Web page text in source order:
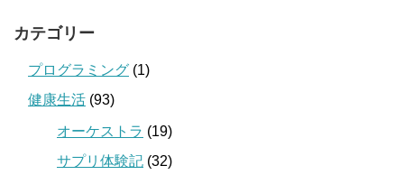
カテゴリー
プログラミング (1)
健康生活 (93)
オーケストラ (19)
サプリ体験記 (32)